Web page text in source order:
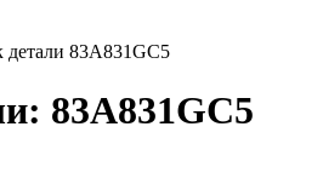
детали 83A831GC5
83A831GC5